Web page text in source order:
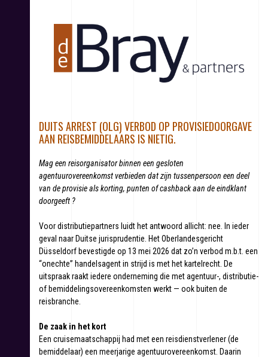
DUITS ARREST (OLG) VERBOD OP PROVISIEDOORGAVE
AAN REISBEMIDDELAARS IS NIETIG.
Mag een reisorganisator binnen een gesloten
agentuurovereenkomst verbieden dat zijn tussenpersoon een deel
van de provisie als korting, punten of cashback aan de eindklant
doorgeeft ?
Voor distributiepartners luidt het antwoord allicht: nee. In ieder
geval naar Duitse jurisprudentie. Het Oberlandesgericht
Düsseldorf bevestigde op 13 mei 2026 dat zo’n verbod m.b.t. een
“onechte” handelsagent in strijd is met het kartelrecht. De
uitspraak raakt iedere onderneming die met agentuur-, distributie-
of bemiddelingsovereenkomsten werkt — ook buiten de
reisbranche.
De zaak in het kort
Een cruisemaatschappij had met een reisdienstverlener (de
bemiddelaar) een meerjarige agentuurovereenkomst. Daarin